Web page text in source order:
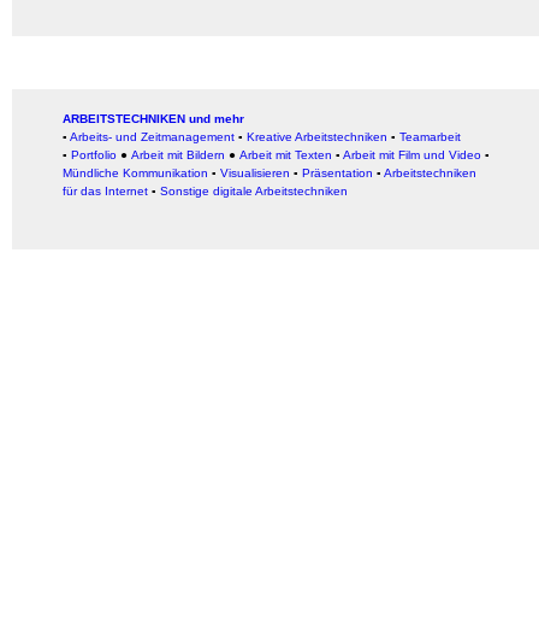
ARBEITSTECHNIKEN und mehr
▪ Arbeits- und Zeitmanagement ▪ Kreative Arbeitstechniken ▪ Teamarbeit
▪ Portfolio ● Arbeit mit Bildern ● Arbeit mit Texten ▪ Arbeit mit Film und Video ▪
Mündliche Kommunikation ▪ Visualisieren ▪ Präsentation ▪ Arbeitstechniken
für das Internet ▪ Sonstige digitale Arbeitstechniken